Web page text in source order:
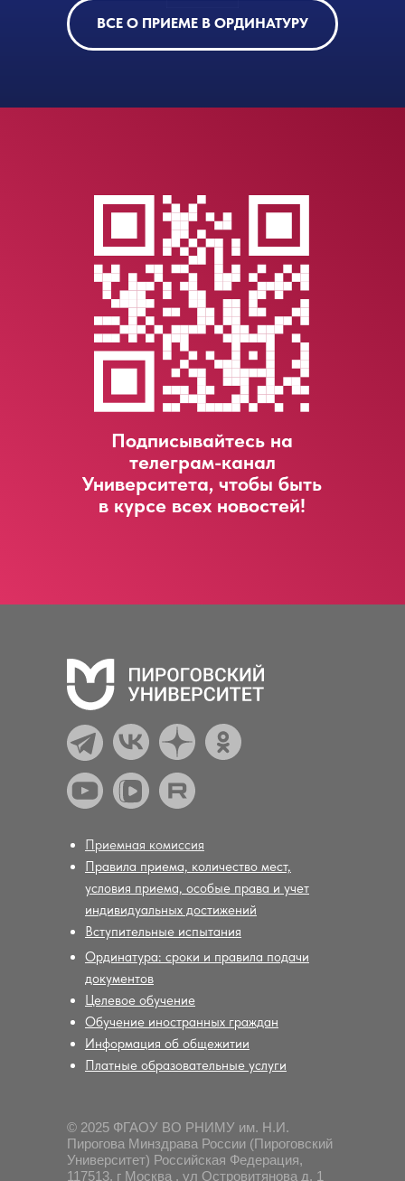
ВСЕ О ПРИЕМЕ В ОРДИНАТУРУ
Подписывайтесь на
телеграм-канал
Университета, чтобы быть
в курсе всех новостей!
LET'S GO!
© 2025 ФГАОУ ВО РНИМУ им. Н.И.
Пирогова Минздрава России (Пироговский
Университет) Российская Федерация,
117513, г Москва , ул Островитянова д. 1
Приемная комиссия
Правила приема, количество мест,
условия приема, особые права и учет
индивидуальных достижений
Вступительные испытания
Ординатура: сроки и правила подачи
документов
Целевое обучение
Обучение иностранных граждан
Информация об общежитии
Платные образовательные услуги